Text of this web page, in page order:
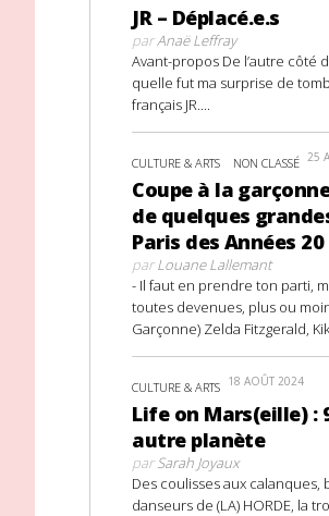
JR – Déplacé.e.s
parAnaë Leffray
Avant-propos De l’autre côté
quelle fut ma surprise de
français JR....
CULTURE & ARTS NON CLASSÉ 25
Coupe à la
de quelques
Paris des Années 20
parLouane Lallemant
- Il faut en prendre ton parti,
toutes devenues, plus ou
Garçonne) Zelda Fitzgerald,
CULTURE & ARTS 18 AOÛT 2024
Life on Mars(eille) :
autre planète
parSarah Joyaux
Des coulisses aux
danseurs de (LA) HORDE, la